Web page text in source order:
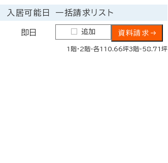
入居可能日 一括請求リスト
即日 追加 資料請求
1階・2階-各110.66坪3階-58.71坪